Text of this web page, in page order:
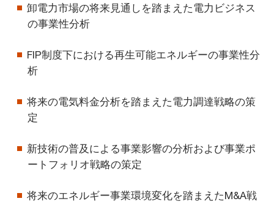
卸電力市場の将来見通しを踏まえた電力ビジネス
の事業性分析
FIP制度下における再生可能エネルギーの事業性分
析
将来の電気料金分析を踏まえた電力調達戦略の策
定
新技術の普及による事業影響の分析および事業ポ
ートフォリオ戦略の策定
将来のエネルギー事業環境変化を踏まえたM&A戦